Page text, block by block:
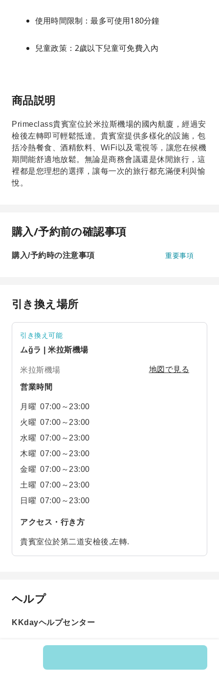
使用時間限制：最多可使用180分鐘
兒童政策：2歲以下兒童可免費入內
商品説明
Primeclass貴賓室位於米拉斯機場的國內航廈，經過安
檢後左轉即可輕鬆抵達。貴賓室提供多樣化的設施，包
括冷熱餐食、酒精飲料、WiFi以及電視等，讓您在候機
期間能舒適地放鬆。無論是商務會議還是休閒旅行，這
裡都是您理想的選擇，讓每一次的旅行都充滿便利與愉
悅。
購入/予約前の確認事項
購入/予約時の注意事項 重要事項
引き換え場所
引き換え可能
ムğラ | 米拉斯機場
米拉斯機場 地図で見る
営業時間
月曜 07:00～23:00
火曜 07:00～23:00
水曜 07:00～23:00
木曜 07:00～23:00
金曜 07:00～23:00
土曜 07:00～23:00
日曜 07:00～23:00
アクセス・行き方
貴賓室位於第二道安檢後,左轉.
ヘルプ
KKdayヘルプセンター
商品番号: 597481